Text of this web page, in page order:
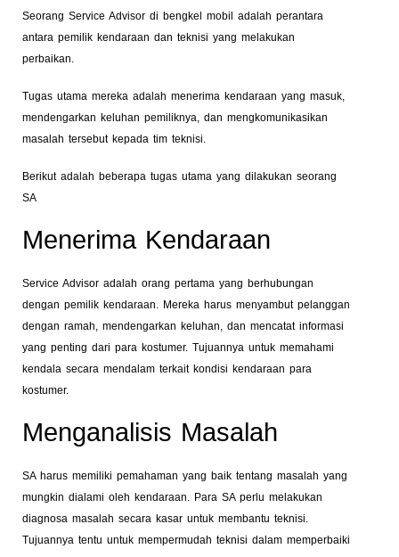
Seorang Service Advisor di bengkel mobil adalah perantara
antara pemilik kendaraan dan teknisi yang melakukan
perbaikan.
Tugas utama mereka adalah menerima kendaraan yang masuk,
mendengarkan keluhan pemiliknya, dan mengkomunikasikan
masalah tersebut kepada tim teknisi.
Berikut adalah beberapa tugas utama yang dilakukan seorang
SA
Menerima Kendaraan
Service Advisor adalah orang pertama yang berhubungan
dengan pemilik kendaraan. Mereka harus menyambut pelanggan
dengan ramah, mendengarkan keluhan, dan mencatat informasi
yang penting dari para kostumer. Tujuannya untuk memahami
kendala secara mendalam terkait kondisi kendaraan para
kostumer.
Menganalisis Masalah
SA harus memiliki pemahaman yang baik tentang masalah yang
mungkin dialami oleh kendaraan. Para SA perlu melakukan
diagnosa masalah secara kasar untuk membantu teknisi.
Tujuannya tentu untuk mempermudah teknisi dalam memperbaiki